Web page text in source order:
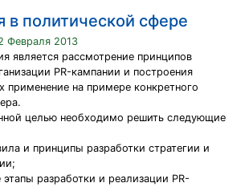
в политической сфере
Февраля 2013
является рассмотрение принципов
PR-кампании и построения
на примере конкретного
целью необходимо решить следующие
и принципы разработки стратегии и
разработки и реализации PR-